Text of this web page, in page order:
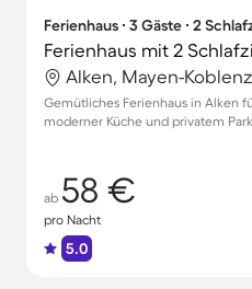
Ferienhaus ∙ 3 Gäste ∙ 2
Ferienhaus mit 2
Alken, Mayen-
Gemütliches Ferienhaus in Alken
moderner Küche und privatem
ab 58 €
pro Nacht
5.0